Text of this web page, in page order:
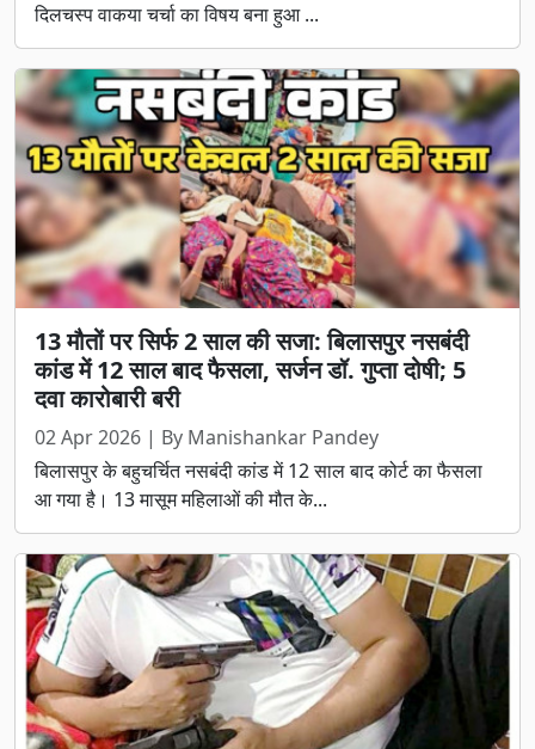
दिलचस्प वाकया चर्चा का विषय बना हुआ ...
13 मौतों पर सिर्फ 2 साल की सजा: बिलासपुर नसबंदी
कांड में 12 साल बाद फैसला, सर्जन डॉ. गुप्ता दोषी; 5
दवा कारोबारी बरी
02 Apr 2026 | By Manishankar Pandey
बिलासपुर के बहुचर्चित नसबंदी कांड में 12 साल बाद कोर्ट का फैसला
आ गया है। 13 मासूम महिलाओं की मौत के...